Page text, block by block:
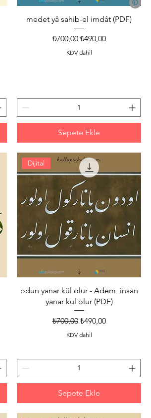
medet yâ sahib-el imdât (PDF)
Normal Fiyat
₺700,00 İndirimli Fiyat
₺490,00
KDV dahil
Sepete Ekle
Dijital
odun yanar kül olur - Adem_insan
yanar kul olur (PDF)
Normal Fiyat
₺700,00 İndirimli Fiyat
₺490,00
KDV dahil
Sepete Ekle